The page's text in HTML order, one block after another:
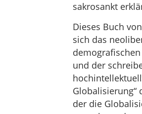
sakrosankt
Dieses Buch
sich das
und der
Globalisierung“
der die